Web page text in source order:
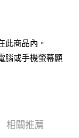
行
行
業銀行
行
此商品內。
腦或手機螢幕顯
相關推薦